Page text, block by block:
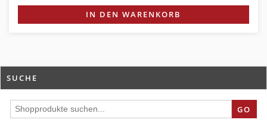
IN DEN WARENKORB
SUCHE
GO